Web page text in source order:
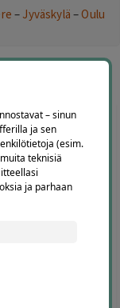
– Jyväskylä –Oulu
– sinun
ja sen
(esim.
teknisiä
ja parhaan